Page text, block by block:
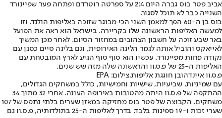
אביב פטר בוס גברה היום 2:4 על ספרטה רוטרדם ופתחה פער שפיינורד
השנייה כבר לא תוכל לסגור.
בוס בן ה-60 הפך למאמן השני הכי מבוגר שזוכה באליפות הולנד, וזו
למעשה האליפות הראשונה שלו בקריירה. בישראל הוא ראה את הפועל
באר שבע זוכה על חשבון הצהובים במחזור הסיום. לאחר מכן המשיך
לאייאקס והוביל אותה לגמר הליגה האירופית, וגם בליגה סיים כסגן עם
נקודה פחות מפיינורד. עכשיו הוא סוף סוף הגיע לארץ המובטחת עם
האליפות ה-25 של פ.ס.וו והראשונה שלה מזה שש שנים.
פ.ס.וו איינדהובן חוגגת אליפות,צילום: EPA
עם שמיניות, שביעיות, שישיות וחמישיות, כולל במשחקים הגדולים,
ההתקפה של פ.ס.וו היתה מהטובות באירופה העונה. אחרי 32 מתוך 34
משחקים, הקבוצה של פטר בוס מחזיקה במאזן שערים בלתי נתפס של 107
שערי זכות ו-19 ספיגות בלבד. בדרך לאליפות ה-25 בתולדותיה, פ.ס.וו גם